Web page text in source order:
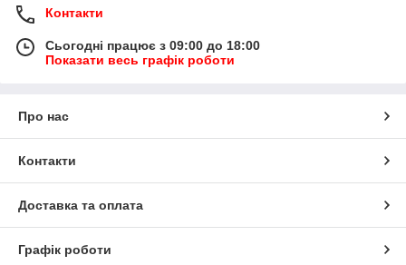
Контакти
Сьогодні працює з 09:00 до 18:00
Показати весь графік роботи
Про нас
Контакти
Доставка та оплата
Графік роботи